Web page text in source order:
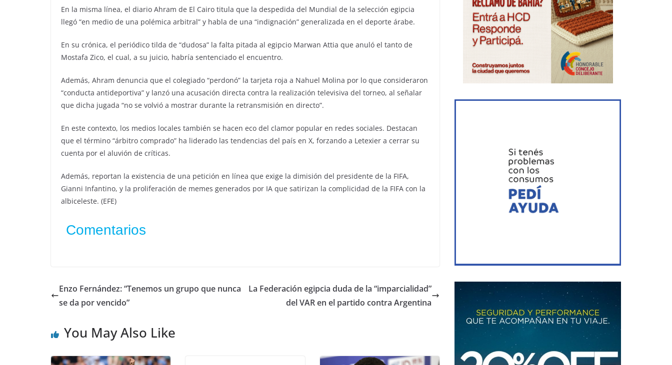
En la misma línea, el diario Ahram de El Cairo titula que la despedida del Mundial de la selección egipcia
llegó “en medio de una polémica arbitral” y habla de una “indignación” generalizada en el deporte árabe.
En su crónica, el periódico tilda de “dudosa” la falta pitada al egipcio Marwan Attia que anuló el tanto de
Mostafa Zico, el cual, a su juicio, habría sentenciado el encuentro.
Además, Ahram denuncia que el colegiado “perdonó” la tarjeta roja a Nahuel Molina por lo que consideraron
“conducta antideportiva” y lanzó una acusación directa contra la realización televisiva del torneo, al señalar
que dicha jugada “no se volvió a mostrar durante la retransmisión en directo”.
En este contexto, los medios locales también se hacen eco del clamor popular en redes sociales. Destacan
que el término “árbitro comprado” ha liderado las tendencias del país en X, forzando a Letexier a cerrar su
cuenta por el aluvión de críticas.
Además, reportan la existencia de una petición en línea que exige la dimisión del presidente de la FIFA,
Gianni Infantino, y la proliferación de memes generados por IA que satirizan la complicidad de la FIFA con la
albiceleste. (EFE)
Comentarios
Enzo Fernández: “Tenemos un grupo que nunca
se da por vencido”
La Federación egipcia duda de la “imparcialidad”
del VAR en el partido contra Argentina
You May Also Like